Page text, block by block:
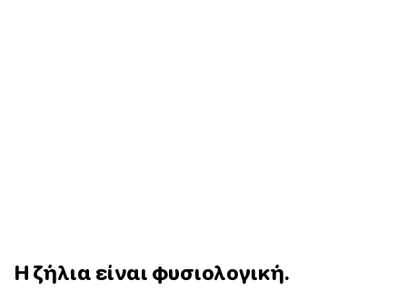
Η ζήλια είναι φυσιολογική.